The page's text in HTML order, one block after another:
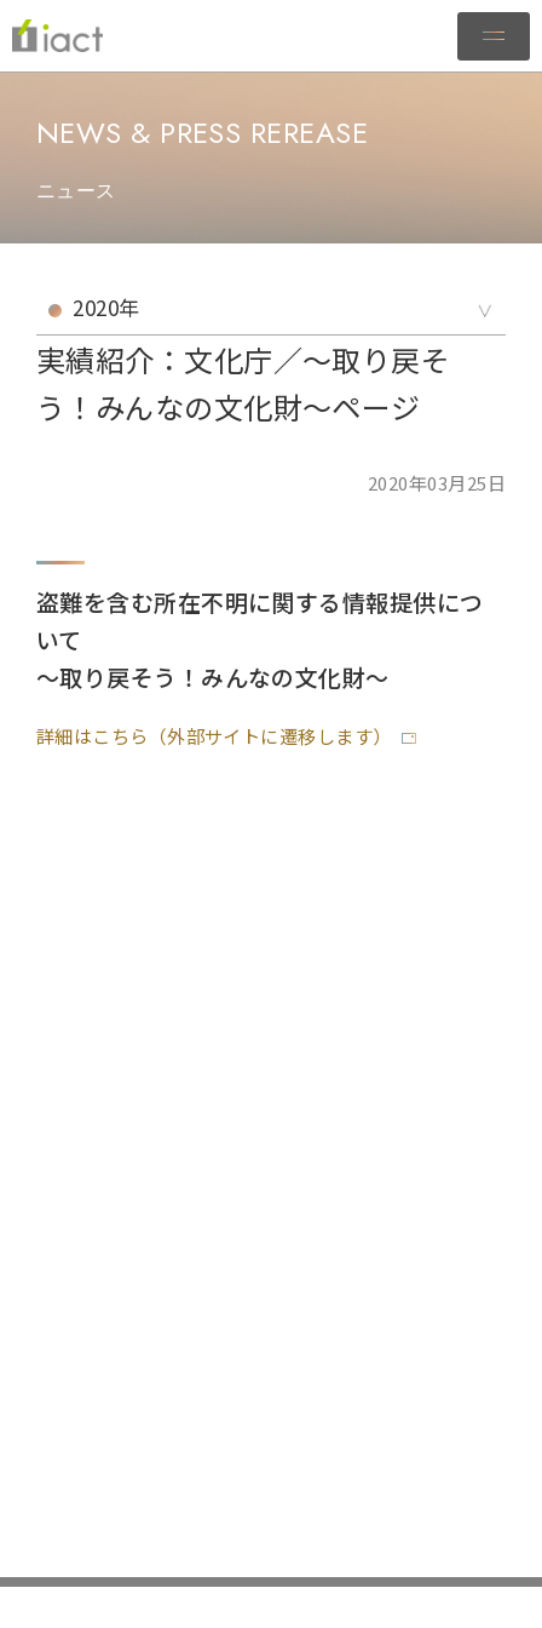
NEWS & PRESS REREASE
ニュース
実績紹介：文化庁／～取り戻そ
う！みんなの文化財～ページ
2020年03月25日
盗難を含む所在不明に関する情報提供につ
いて
～取り戻そう！みんなの文化財～
詳細はこちら（外部サイトに遷移します）